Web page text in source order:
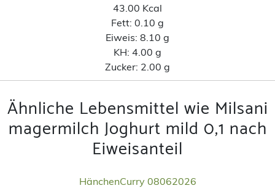
43.00 Kcal
Fett: 0.10 g
Eiweis: 8.10 g
KH: 4.00 g
Zucker: 2.00 g
Ähnliche Lebensmittel wie Milsani
magermilch Joghurt mild 0,1 nach
Eiweisanteil
HänchenCurry 08062026